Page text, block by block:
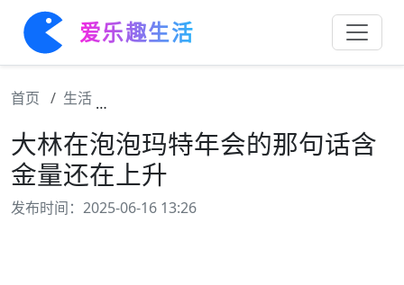
爱乐趣生活
首页 生活
大林在泡泡玛特年会的那句话含
金量还在上升
发布时间：2025-06-16 13:26